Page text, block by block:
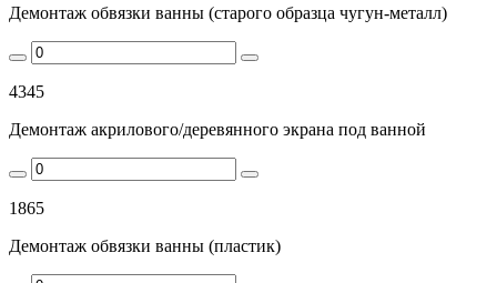
Демонтаж обвязки ванны (старого образца чугун-металл)
4345
Демонтаж акрилового/деревянного экрана под ванной
1865
Демонтаж обвязки ванны (пластик)